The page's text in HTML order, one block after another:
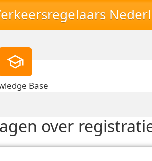
Base
over